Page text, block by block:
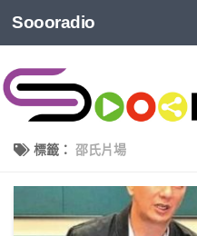
Soooradio
標籤： 邵氏片場